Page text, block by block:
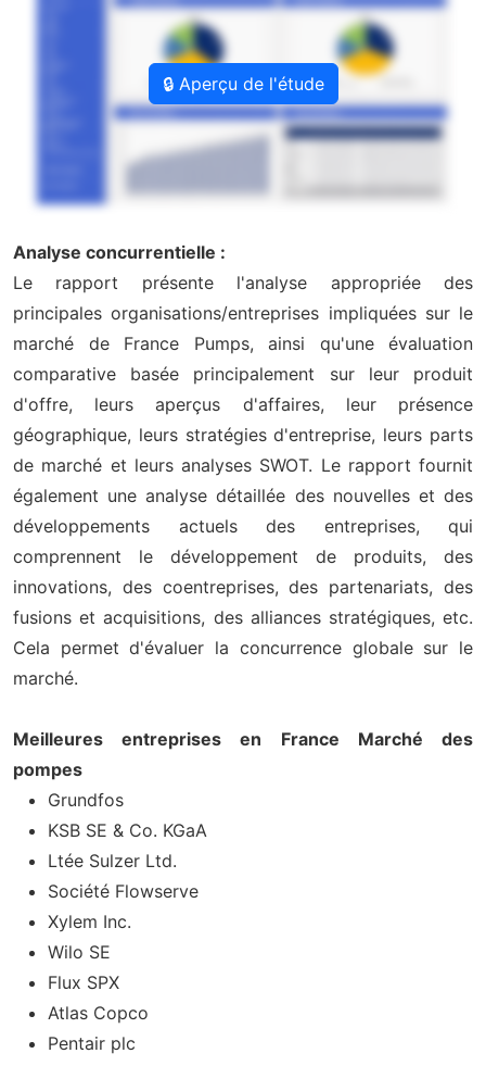
🔒 Aperçu de l'étude
Analyse concurrentielle :
Le rapport présente l'analyse appropriée des
principales organisations/entreprises impliquées sur le
marché de France Pumps, ainsi qu'une évaluation
comparative basée principalement sur leur produit
d'offre, leurs aperçus d'affaires, leur présence
géographique, leurs stratégies d'entreprise, leurs parts
de marché et leurs analyses SWOT. Le rapport fournit
également une analyse détaillée des nouvelles et des
développements actuels des entreprises, qui
comprennent le développement de produits, des
innovations, des coentreprises, des partenariats, des
fusions et acquisitions, des alliances stratégiques, etc.
Cela permet d'évaluer la concurrence globale sur le
marché.
Meilleures entreprises en France Marché des
pompes
Grundfos
KSB SE & Co. KGaA
Ltée Sulzer Ltd.
Société Flowserve
Xylem Inc.
Wilo SE
Flux SPX
Atlas Copco
Pentair plc